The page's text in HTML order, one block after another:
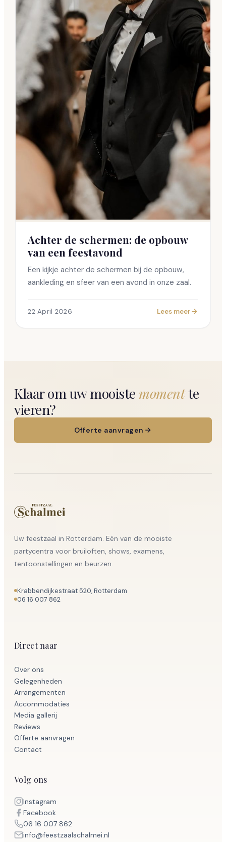
Achter de schermen: de opbouw
van een feestavond
Een kijkje achter de schermen bij de opbouw,
aankleding en sfeer van een avond in onze zaal.
22 April 2026 Lees meer
Klaar om uw mooiste momentte
vieren?
Offerte aanvragen
Uw feestzaal in Rotterdam. Eén van de mooiste
partycentra voor bruiloften, shows, examens,
tentoonstellingen en beurzen.
Krabbendijkestraat 520, Rotterdam
06 16 007 862
Direct naar
Over ons
Gelegenheden
Arrangementen
Accommodaties
Media gallerij
Reviews
Offerte aanvragen
Contact
Volg ons
Instagram
Facebook
06 16 007 862
info@feestzaalschalmei.nl